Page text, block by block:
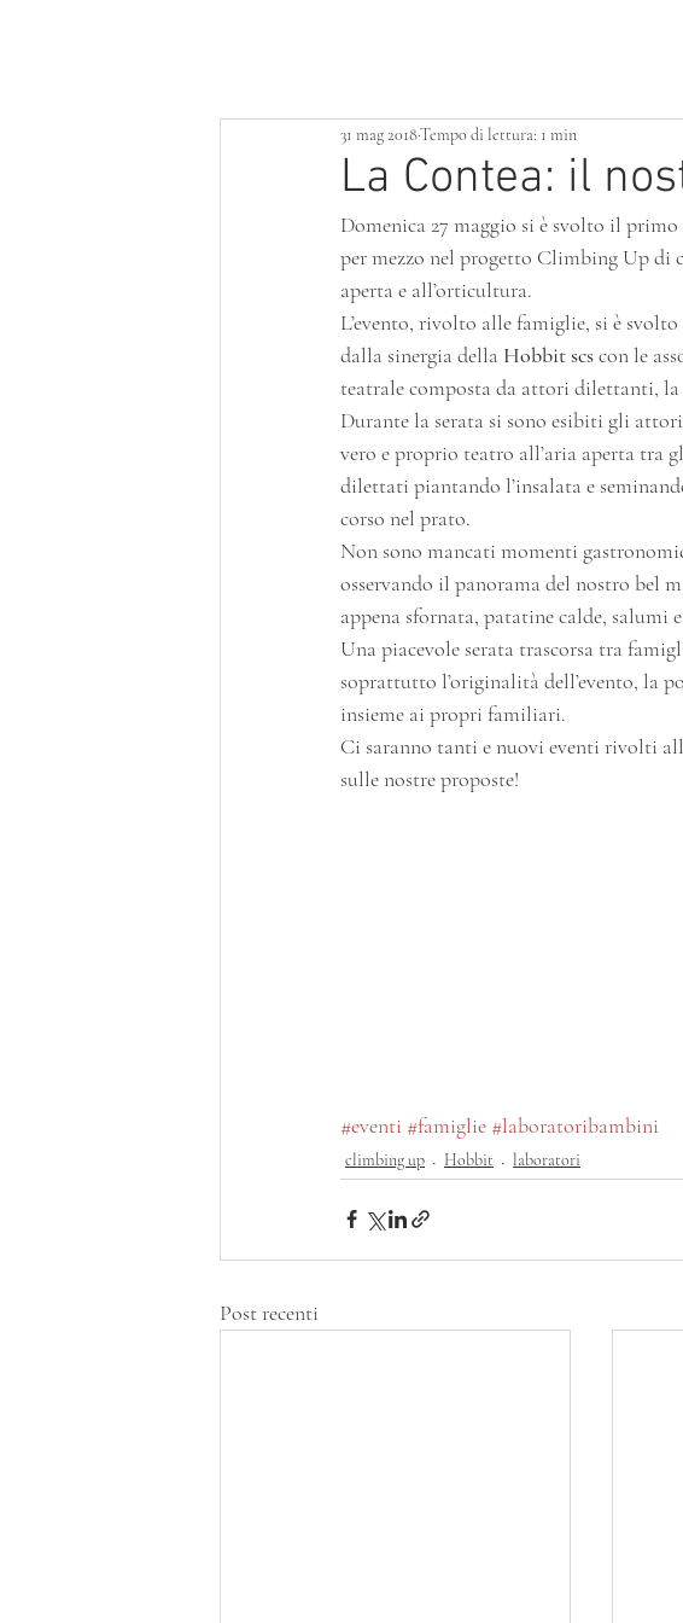
La Contea: il
31 mag 2018Tempo di lettura: 1 min
Domenica 27 maggio si è svolto il
per mezzo nel progetto Climbing Up di
aperta e all’orticultura.
L’evento, rivolto alle famiglie, si è svolto
dalla sinergia della Hobbit scs con le
teatrale composta da attori dilettanti,
Durante la serata si sono esibiti gli
vero e proprio teatro all’aria aperta tra
dilettati piantando l’insalata e
corso nel prato.
Non sono mancati momenti
osservando il panorama del nostro bel
appena sfornata, patatine calde, salumi
Una piacevole serata trascorsa tra
soprattutto l’originalità dell’evento, la
insieme ai propri familiari.
Ci saranno tanti e nuovi eventi rivolti
sulle nostre proposte!
#eventi #famiglie #laboratoribambini
climbing up Hobbit laboratori
Post recenti